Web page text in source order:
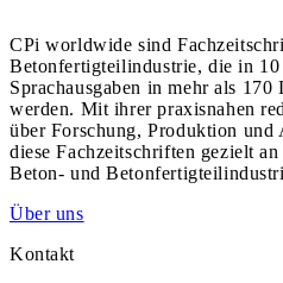
CPi worldwide sind
Betonfertigteilindustrie, die in 10
Sprachausgaben in mehr als
werden. Mit ihrer praxisnahen
über Forschung, Produktion und
diese Fachzeitschriften gezielt
Beton- und
Über uns
Kontakt